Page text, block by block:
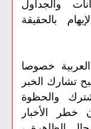
بالحقیقة
خصوصا
تشارك الخبر
والحظوة
خطر الأخبار